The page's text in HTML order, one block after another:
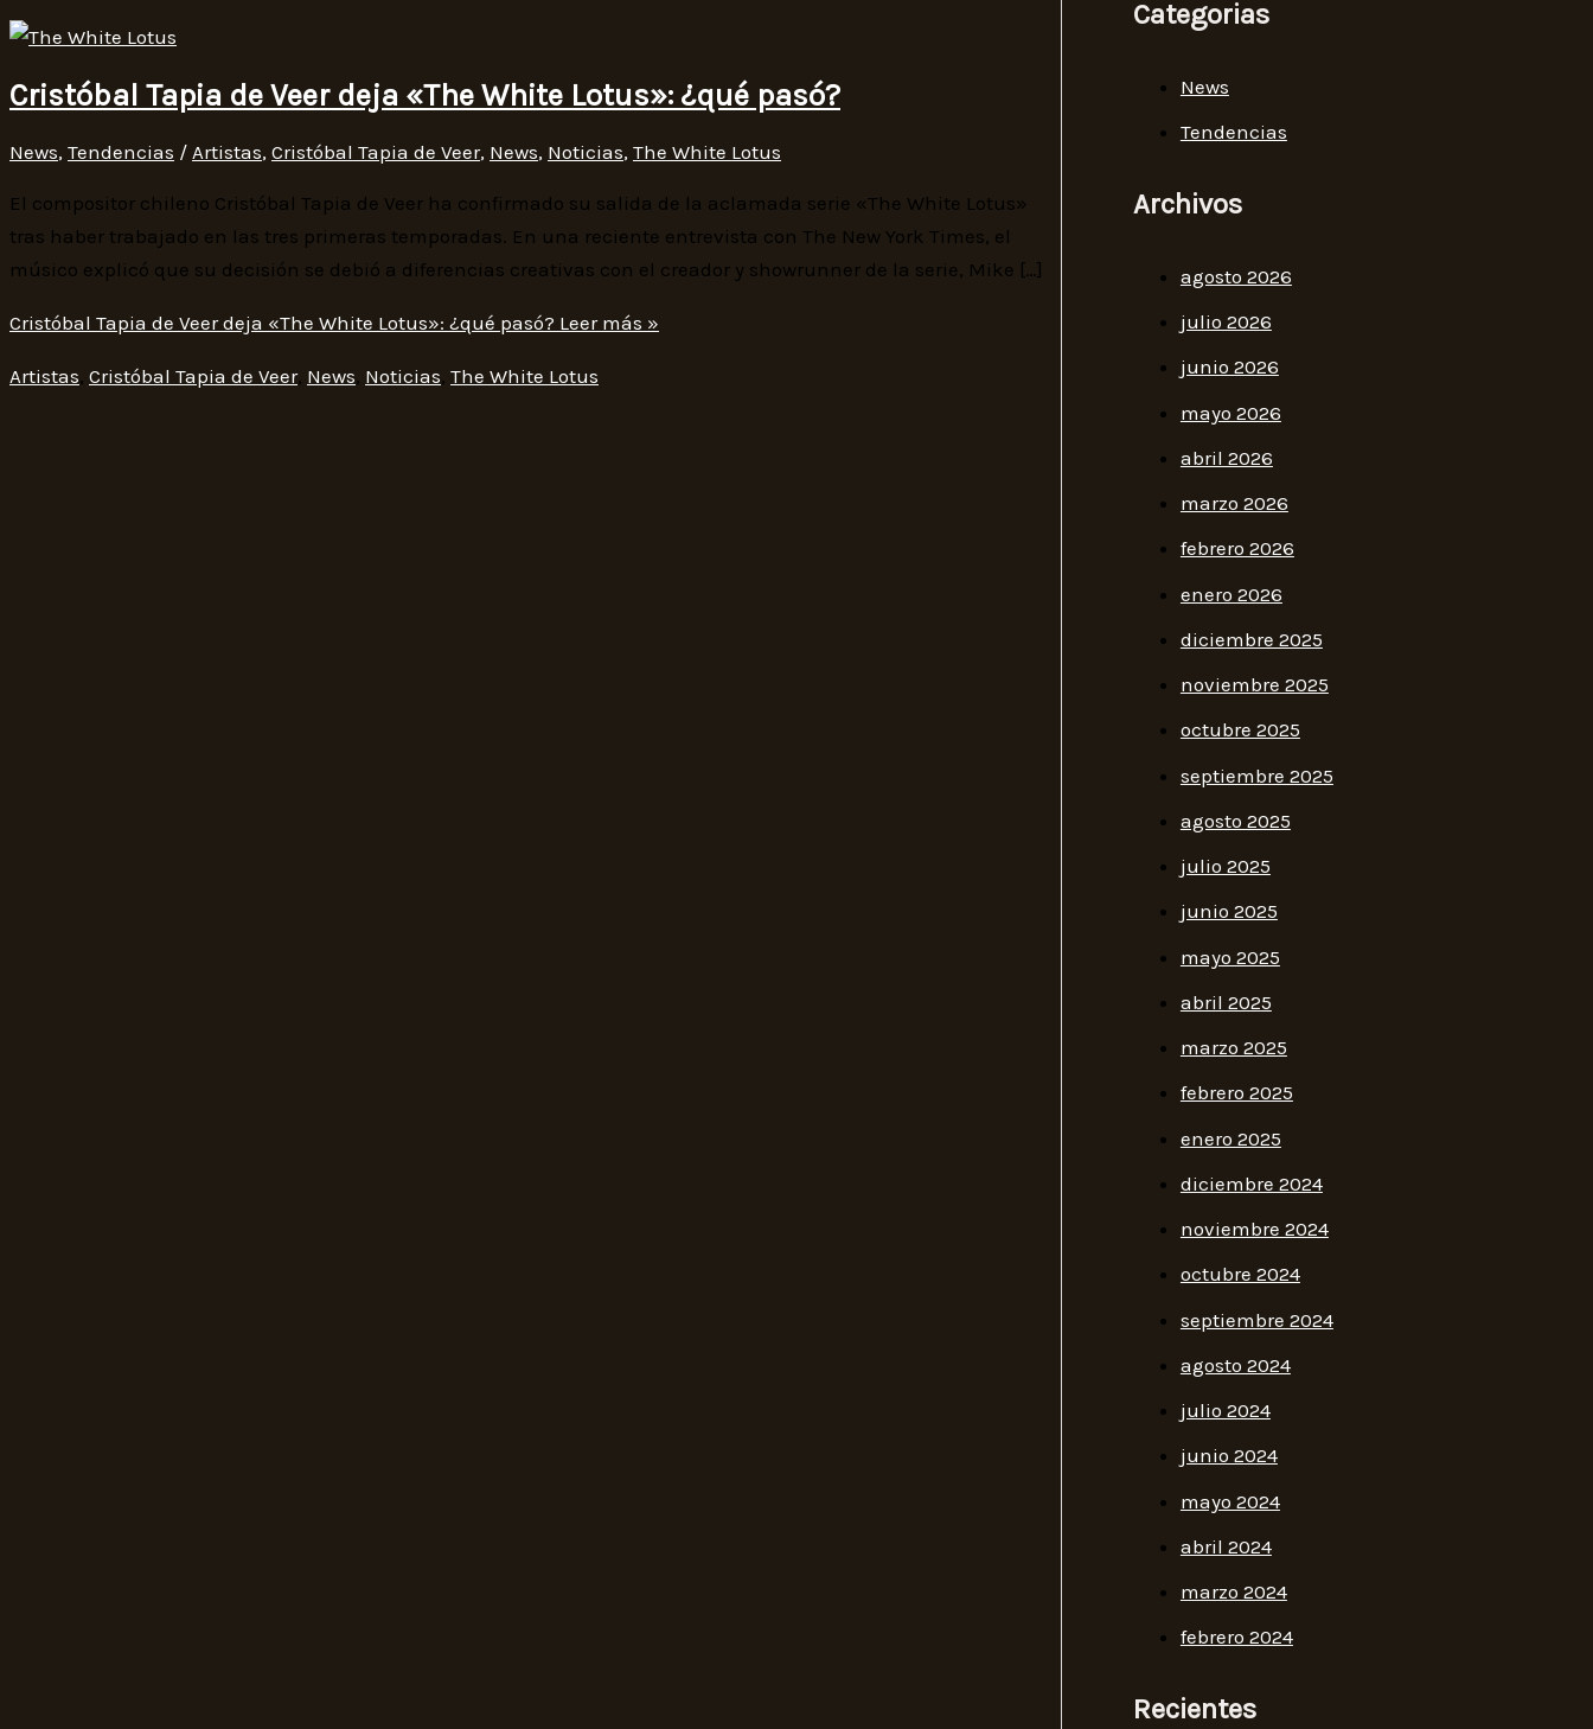
Cristóbal Tapia de Veer deja «The White Lotus»: ¿qué pasó?
News, Tendencias / Artistas, Cristóbal Tapia de Veer, News, Noticias, The White Lotus
El compositor chileno Cristóbal Tapia de Veer ha confirmado su salida de la aclamada serie «The White Lotus»
tras haber trabajado en las tres primeras temporadas. En una reciente entrevista con The New York Times, el
músico explicó que su decisión se debió a diferencias creativas con el creador y showrunner de la serie, Mike […]
Cristóbal Tapia de Veer deja «The White Lotus»: ¿qué pasó? Leer más »
Artistas, Cristóbal Tapia de Veer, News, Noticias, The White Lotus
Categorias
News
Tendencias
Archivos
agosto 2026
julio 2026
junio 2026
mayo 2026
abril 2026
marzo 2026
febrero 2026
enero 2026
diciembre 2025
noviembre 2025
octubre 2025
septiembre 2025
agosto 2025
julio 2025
junio 2025
mayo 2025
abril 2025
marzo 2025
febrero 2025
enero 2025
diciembre 2024
noviembre 2024
octubre 2024
septiembre 2024
agosto 2024
julio 2024
junio 2024
mayo 2024
abril 2024
marzo 2024
febrero 2024
Recientes